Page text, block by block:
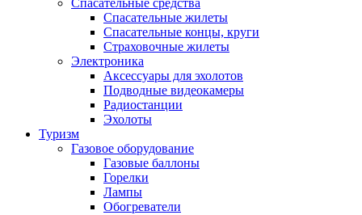
Спасательные средства
Спасательные жилеты
Спасательные концы, круги
Страховочные жилеты
Электроника
Аксессуары для эхолотов
Подводные видеокамеры
Радиостанции
Эхолоты
Туризм
Газовое оборудование
Газовые баллоны
Горелки
Лампы
Обогреватели